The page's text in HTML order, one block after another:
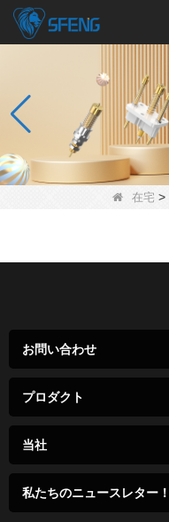
在宅 >
お問い合わせ
プロダクト
当社
私たちのニュースレター！